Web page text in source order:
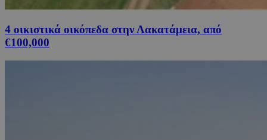
4 οικιστικά οικόπεδα στην Λακατάμεια, από
€100,000